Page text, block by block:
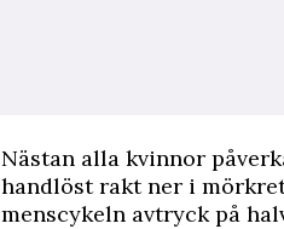
Nästan alla kvinnor
handlöst rakt ner i
menscykeln avtryck på